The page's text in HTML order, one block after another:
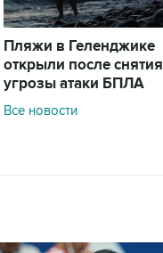
Пляжи в Геленджике
открыли после снятия
угрозы атаки БПЛА
Все новости